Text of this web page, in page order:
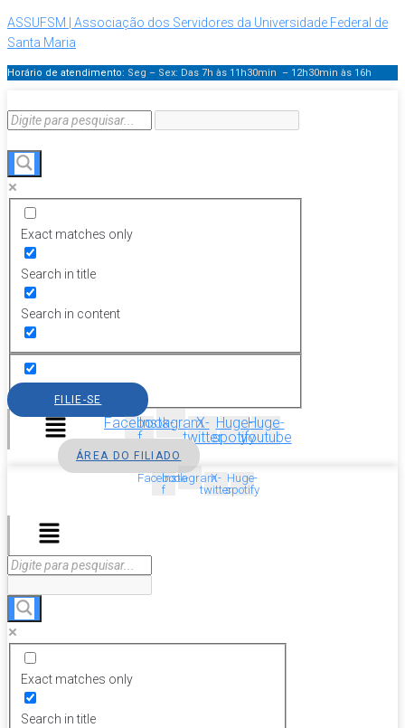
ASSUFSM | Associação dos Servidores da Universidade Federal de
Santa Maria
Horário de atendimento: Seg – Sex: Das 7h às 11h30min – 12h30min às 16h
Exact matches only
Search in title
Search in content
Menu
FILIE-SE
Facebook-
f
InstagramX-
twitter
Huge-
spotify
Huge-
youtube
ÁREA DO FILIADO
Facebook-
f
InstagramX-
twitter
Huge-
spotify
Menu
Exact matches only
Search in title